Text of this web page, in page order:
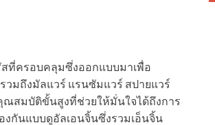
ที่ครอบคลุมซึ่งออกแบบมาเพื่อ
มถึงมัลแวร์ แรนซัมแวร์ สปายแวร์
สมบัติขั้นสูงที่ช่วยให้มั่นใจได้ถึงการ
งกันแบบดูอัลเอนจิ้นซึ่งรวมเอ็นจิ้น